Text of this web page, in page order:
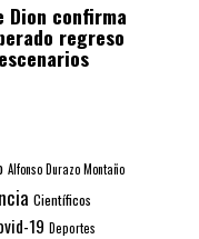
Dion confirma
regreso
Alfonso Durazo Montaño
Científicos
19 Deportes